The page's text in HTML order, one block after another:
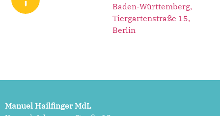
Baden-Württemberg,
Tiergartenstraße 15,
Berlin
Manuel Hailfinger MdL